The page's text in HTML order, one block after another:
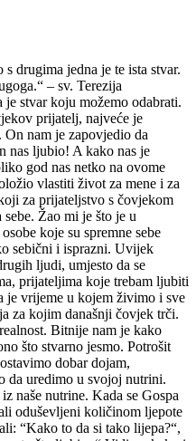
drugima jedna je te ista stvar.
– sv. Terezija
stvar koju možemo odabrati.
prijatelj, najveće je
nam je zapovjedio da
nas ljubio! A kako nas je
god nas netko na ovome
vlastiti život za mene i za
za prijateljstvo s čovjekom
Žao mi je što je u
koje su spremne sebe
sebični i isprazni. Uvijek
ljudi, umjesto da se
prijateljima koje trebam ljubiti
je vrijeme u kojem živimo i sve
za kojim današnji čovjek trči.
Bitnije nam je kako
što stvarno jesmo. Potrošit
dobar dojam,
da uredimo u svojoj nutrini.
naše nutrine. Kada se Gospa
oduševljeni količinom ljepote
“Kako to da si tako lijepa?“,